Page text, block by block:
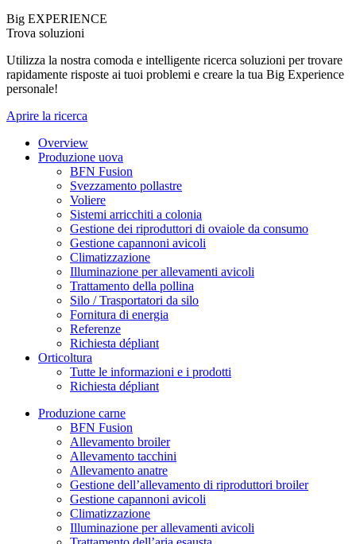
Big EXPERIENCE
Trova soluzioni
Utilizza la nostra comoda e intelligente ricerca soluzioni per trovare
rapidamente risposte ai tuoi problemi e creare la tua Big Experience
personale!
Aprire la ricerca
Overview
Produzione uova
BFN Fusion
Svezzamento pollastre
Voliere
Sistemi arricchiti a colonia
Gestione dei riproduttori di ovaiole da consumo
Gestione capannoni avicoli
Climatizzazione
Illuminazione per allevamenti avicoli
Trattamento della pollina
Silo / Trasportatori da silo
Fornitura di energia
Referenze
Richiesta dépliant
Orticoltura
Tutte le informazioni e i prodotti
Richiesta dépliant
Produzione carne
BFN Fusion
Allevamento broiler
Allevamento tacchini
Allevamento anatre
Gestione dell’allevamento di riproduttori broiler
Gestione capannoni avicoli
Climatizzazione
Illuminazione per allevamenti avicoli